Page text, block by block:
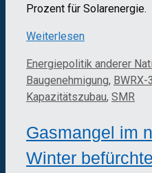
Prozent für Solarenergie.
Weiterlesen
Kategorien
Energiepolitik anderer
Baugenehmigung, BWRX-
Kapazitätszubau, SMR
Gasmangel im
Winter